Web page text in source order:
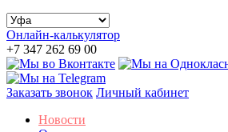
Онлайн-калькулятор
+7 347 262 69 00
Заказать звонок Личный кабинет
Новости